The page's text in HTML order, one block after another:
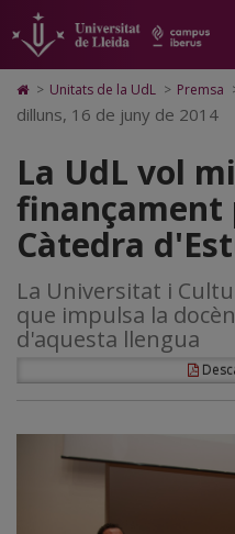
La
UdL
vol
millor
finançament
per
la
Càtedra
d'Estudis
Occitans
pàgina
principal.
Universitat
Lleida
contingut
principal
Mapa
Web.
Universitat
Cerca
Accessibilitat.
Universitat
Lleida
Icono
de
Home
a
la
página
de
inicio
> Unitats de la UdL > Premsa
dilluns, 16 de juny de 2014
La UdL vol
finançament
Càtedra
La Universitat i
que impulsa la
d'aquesta llengua